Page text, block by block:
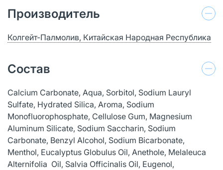
Производитель
Колгейт-Палмолив, Китайская Народная Республика
Состав
Calcium Carbonate, Aqua, Sorbitol, Sodium Lauryl
Sulfate, Hydrated Silica, Aroma, Sodium
Monofluorophosphate, Cellulose Gum, Magnesium
Aluminum Silicate, Sodium Saccharin, Sodium
Carbonate, Benzyl Alcohol, Sodium Bicarbonate,
Menthol, Eucalyptus Globulus Oil, Anethole, Melaleuca
Alternifolia Oil, Salvia Officinalis Oil, Eugenol,